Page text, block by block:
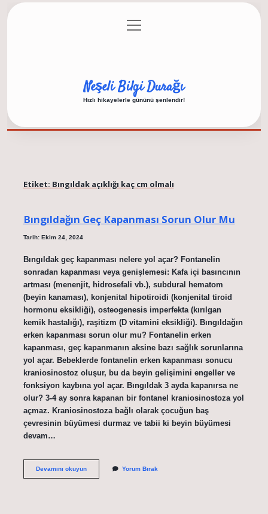
Gizlilik Politikası
menüyü
aç
Neşeli Bilgi Durağı
Hızlı hikayelerle gününü şenlendir!
Etiket: Bıngıldak açıklığı kaç cm olmalı
Bıngıldağın Geç Kapanması Sorun Olur Mu
Tarih: Ekim 24, 2024
Bıngıldak geç kapanması nelere yol açar? Fontanelin
sonradan kapanması veya genişlemesi: Kafa içi basıncının
artması (menenjit, hidrosefali vb.), subdural hematom
(beyin kanaması), konjenital hipotiroidi (konjenital tiroid
hormonu eksikliği), osteogenesis imperfekta (kırılgan
kemik hastalığı), raşitizm (D vitamini eksikliği). Bıngıldağın
erken kapanması sorun olur mu? Fontanelin erken
kapanması, geç kapanmanın aksine bazı sağlık sorunlarına
yol açar. Bebeklerde fontanelin erken kapanması sonucu
kraniosinostoz oluşur, bu da beyin gelişimini engeller ve
fonksiyon kaybına yol açar. Bıngıldak 3 ayda kapanırsa ne
olur? 3-4 ay sonra kapanan bir fontanel kraniosinostoza yol
açmaz. Kraniosinostoza bağlı olarak çocuğun baş
çevresinin büyümesi durmaz ve tabii ki beyin büyümesi
devam…
Devamını okuyunBıngıldağın Yorum Bırak